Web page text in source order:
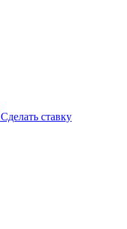
Сделать ставку